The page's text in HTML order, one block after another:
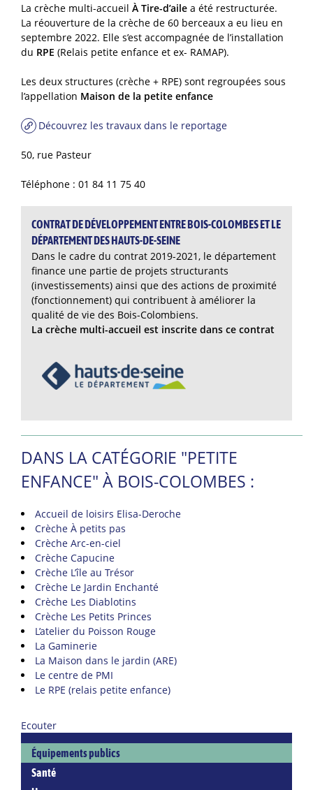
La crèche multi-accueil À Tire-d’aile a été restructurée.
La réouverture de la crèche de 60 berceaux a eu lieu en
septembre 2022. Elle s’est accompagnée de l’installation
du RPE (Relais petite enfance et ex- RAMAP).
Les deux structures (crèche + RPE) sont regroupées sous
l’appellation Maison de la petite enfance
Découvrez les travaux dans le reportage
50, rue Pasteur
Téléphone : 01 84 11 75 40
CONTRAT DE DÉVELOPPEMENT ENTRE BOIS-COLOMBES ET LE
DÉPARTEMENT DES HAUTS-DE-SEINE
Dans le cadre du contrat 2019-2021, le département
finance une partie de projets structurants
(investissements) ainsi que des actions de proximité
(fonctionnement) qui contribuent à améliorer la
qualité de vie des Bois-Colombiens.
La crèche multi-accueil est inscrite dans ce contrat
DANS LA CATÉGORIE "PETITE
ENFANCE" À BOIS-COLOMBES :
Accueil de loisirs Elisa-Deroche
Crèche À petits pas
Crèche Arc-en-ciel
Crèche Capucine
Crèche L’île au Trésor
Crèche Le Jardin Enchanté
Crèche Les Diablotins
Crèche Les Petits Princes
L’atelier du Poisson Rouge
La Gaminerie
La Maison dans le jardin (ARE)
Le centre de PMI
Le RPE (relais petite enfance)
Ecouter
Équipements publics
Santé